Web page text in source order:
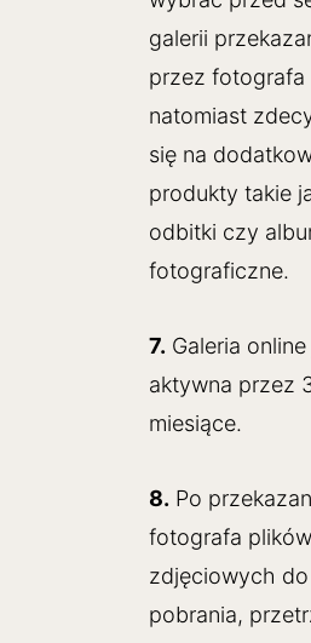
galerii
przez fotografa
natomiast
się na
produkty takie
odbitki czy
fotograficzne.
7. Galeria
aktywna przez
miesiące.
8. Po
fotografa plików
zdjęciowych do
pobrania,